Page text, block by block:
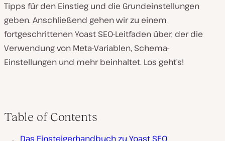
Tipps für den Einstieg und die Grundeinstellungen
geben. Anschließend gehen wir zu einem
fortgeschrittenen Yoast SEO-Leitfaden über, der die
Verwendung von Meta-Variablen, Schema-
Einstellungen und mehr beinhaltet. Los geht’s!
Table of Contents
Das Einsteigerhandbuch zu Yoast SEO